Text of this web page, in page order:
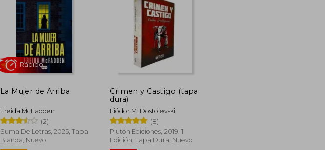
35%
dcto.
$ 1.766
$ 1.148
30%
dcto.
La Mujer de Arriba
Freida McFadden
(2)
Suma De Letras, 2025, Tapa
Blanda, Nuevo
Crimen y Castigo (tapa
dura)
Fiódor M. Dostoievski
(8)
Plutón Ediciones, 2019, 1
Edición, Tapa Dura, Nuevo